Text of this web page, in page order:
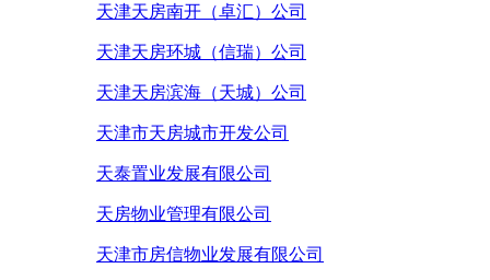
天津天房南开（卓汇）公司
天津天房环城（信瑞）公司
天津天房滨海（天城）公司
天津市天房城市开发公司
天泰置业发展有限公司
天房物业管理有限公司
天津市房信物业发展有限公司